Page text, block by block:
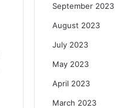
September 2023
August 2023
July 2023
May 2023
April 2023
March 2023